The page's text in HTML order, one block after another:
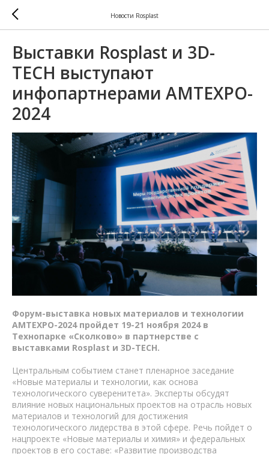
Новости Rosplast
Выставки Rosplast и 3D-
TECH выступают
инфопартнерами AMTEXPO-
2024
Форум-выставка новых материалов и технологии
AMTEXPO-2024 пройдет 19-21 ноября 2024 в
Технопарке «Сколково» в партнерстве с
выставками Rosplast и 3D-TECH.
Центральным событием станет пленарное заседание
«Новые материалы и технологии, как основа
технологического суверенитета». Эксперты обсудят
влияние новых национальных проектов на отрасль новых
материалов и технологий для достижения
технологического лидерства в этой сфере. Речь пойдет о
нацпроекте «Новые материалы и химия» и федеральных
проектов в его составе: «Развитие производства